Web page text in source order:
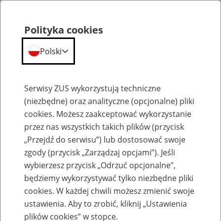
Komunikaty
Obwieszczenie Prezesa Zakładu
Ubezpieczeń Społecznych z dnia 12
Polityka cookies
Polski
Serwisy ZUS wykorzystują techniczne
(niezbędne) oraz analityczne (opcjonalne) pliki
cookies. Możesz zaakceptować wykorzystanie
przez nas wszystkich takich plików (przycisk
„Przejdź do serwisu”) lub dostosować swoje
zgody (przycisk „Zarządzaj opcjami”). Jeśli
wybierzesz przycisk „Odrzuć opcjonalne”,
będziemy wykorzystywać tylko niezbędne pliki
cookies. W każdej chwili możesz zmienić swoje
ustawienia. Aby to zrobić, kliknij „Ustawienia
plików cookies” w stopce.